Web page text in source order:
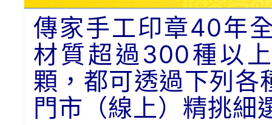
傳家手工印章40年
材質超過300種以
顆，都可透過下列各
門市（線上）精挑細